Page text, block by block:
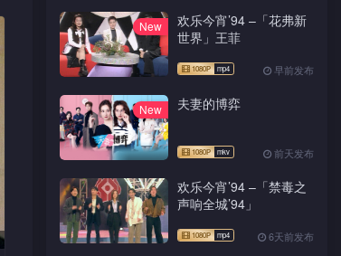
New
欢乐今宵’94 –「花弗新
世界」王菲
早前发布
New 夫妻的博弈
前天发布
欢乐今宵’94 –「禁毒之
声响全城’94」
6天前发布